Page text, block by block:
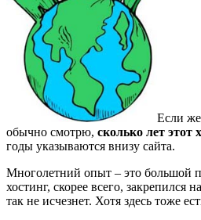
Если
обычно смотрю, сколько лет этот
годы указываются внизу сайта.
Многолетний опыт – это большой
хостинг, скорее всего, закрепился
так не исчезнет. Хотя здесь тоже